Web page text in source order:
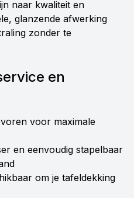
naar kwaliteit en
glanzende afwerking
zonder te
en
voor maximale
en eenvoudig stapelbaar
om je tafeldekking